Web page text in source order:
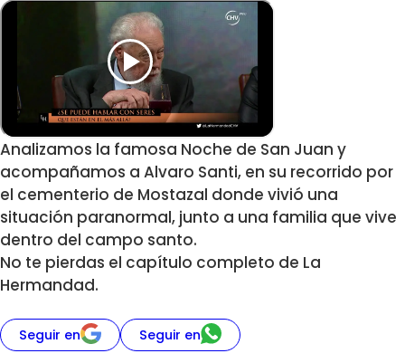
Analizamos la famosa Noche de San Juan y
acompañamos a Alvaro Santi, en su recorrido por
el cementerio de Mostazal donde vivió una
situación paranormal, junto a una familia que vive
dentro del campo santo.
No te pierdas el capítulo completo de La
Hermandad.
Seguir en Seguir en